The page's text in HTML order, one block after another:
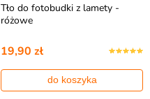
Tło do fotobudki z lamety -
różowe
19,90 zł
do koszyka